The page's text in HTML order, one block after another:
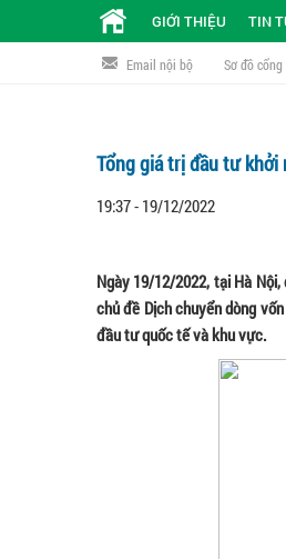
GIỚI THIỆU TIN
Email nội bộ Sơ đồ
Tổng giá trị đầu tư khởi
19:37 - 19/12/2022
Ngày 19/12/2022, tại Hà
chủ đề Dịch chuyển dòng
đầu tư quốc tế và khu vực.